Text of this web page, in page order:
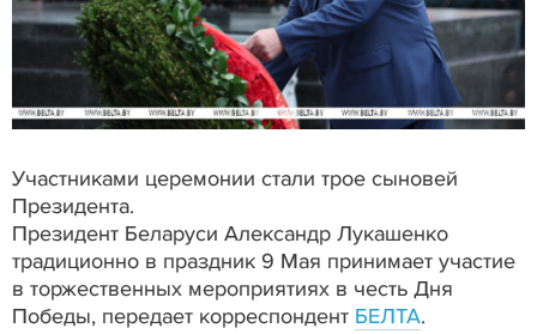
Участниками церемонии стали трое сыновей
Президента.
Президент Беларуси Александр Лукашенко
традиционно в праздник 9 Мая принимает участие
в торжественных мероприятиях в честь Дня
Победы, передает корреспондент БЕЛТА.